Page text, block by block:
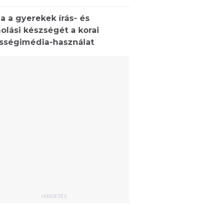
a gyerekek írás- és
készségét a korai
használat
HIRDETÉS